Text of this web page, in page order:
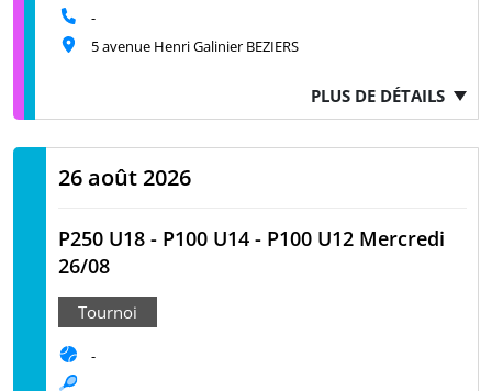
-
5 avenue Henri Galinier BEZIERS
PLUS DE DÉTAILS
26 août 2026
P250 U18 - P100 U14 - P100 U12 Mercredi
26/08
Tournoi
-